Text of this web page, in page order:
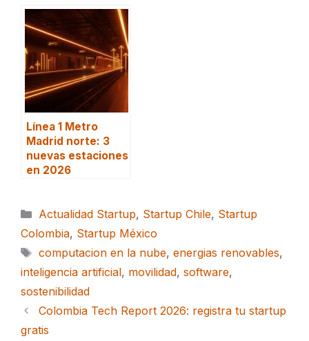
Línea 1 Metro
Madrid norte: 3
nuevas estaciones
en 2026
Categorías
Actualidad Startup, Startup Chile, Startup
Colombia, Startup México
Etiquetas
computacion en la nube, energias renovables,
inteligencia artificial, movilidad, software,
sostenibilidad
Colombia Tech Report 2026: registra tu startup
gratis